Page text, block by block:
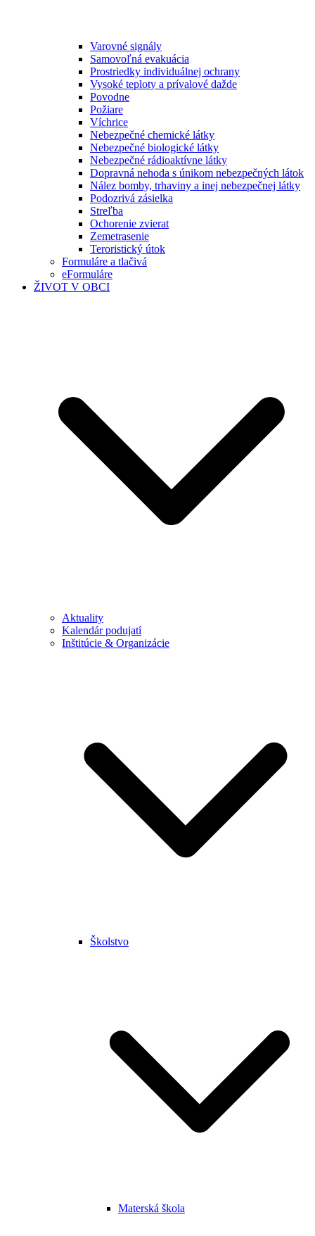
Varovné signály
Samovoľná evakuácia
Prostriedky individuálnej ochrany
Vysoké teploty a prívalové dažde
Povodne
Požiare
Víchrice
Nebezpečné chemické látky
Nebezpečné biologické látky
Nebezpečné rádioaktívne látky
Dopravná nehoda s únikom nebezpečných látok
Nález bomby, trhaviny a inej nebezpečnej látky
Podozrivá zásielka
Streľba
Ochorenie zvierat
Zemetrasenie
Teroristický útok
Formuláre a tlačivá
eFormuláre
ŽIVOT V OBCI
Aktuality
Kalendár podujatí
Inštitúcie & Organizácie
Školstvo
Materská škola